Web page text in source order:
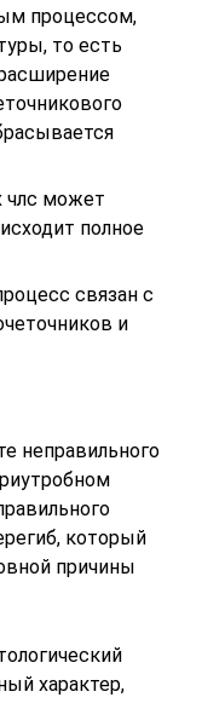
процессом,
то есть
члс может
полное
связан с
и
неправильного
который
причины
характер,